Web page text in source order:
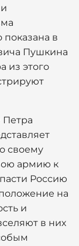
показана в
Пушкина
из этого
своему
армию к
Россию
на
и
в них